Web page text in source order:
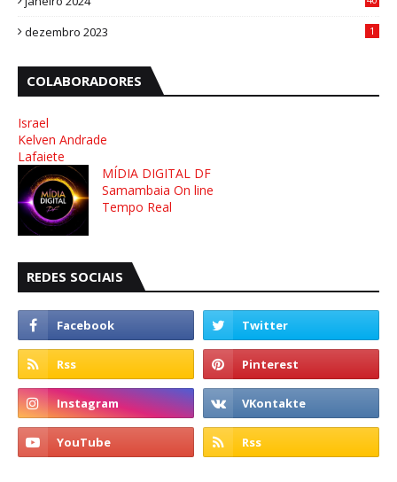
dezembro 2023 1
COLABORADORES
Israel
Kelven Andrade
Lafaiete
MÍDIA DIGITAL DF
Samambaia On line
Tempo Real
REDES SOCIAIS